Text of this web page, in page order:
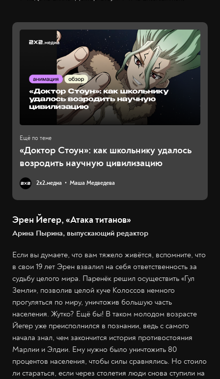
«Доктор Стоун»: как школьнику удалось
возродить научную цивилизацию
2х2.медиа Маша Медведева
Эрен Йегер, «Атака титанов»
Арина Пырина, выпускающий редактор
Если вы думаете, что вам тяжело живётся, вспомните, что
в свои 19 лет Эрен взвалил на себя ответственность за
судьбу целого мира. Паренёк решил осуществить «Гул
Земли», позволив целой куче Колоссов немного
прогуляться по миру, уничтожив большую часть
населения. Жутко? Ещё бы! В таком молодом возрасте
Йегер уже преисполнился в познании, ведь с самого
начала знал, чем закончится история противостояния
Марлии и Элдии. Ему нужно было уничтожить 80
процентов населения, чтобы силы сравнялись. Но стоило
ли стараться, если через столетия люди снова ступили на